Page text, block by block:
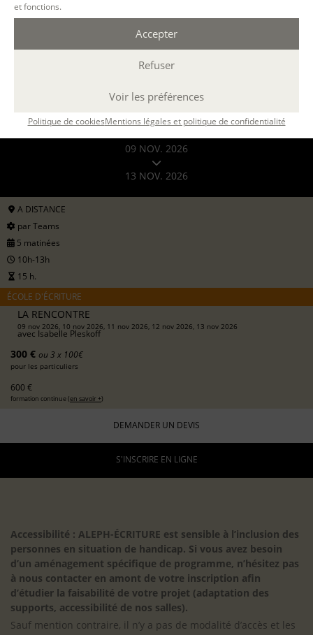
et fonctions.
Accepter
Refuser
Voir les préférences
Politique de cookiesMentions légales et politique de confidentialité
09 NOV. 2026
13 NOV. 2026
A DISTANCE
par Teams
5 matinées
10h-13h
15 h.
ÉCOLE D'ÉCRITURE
LA RENCONTRE
09 nov 2026, 10 nov 2026, 11 nov 2026, 12 nov 2026, 13 nov 2026
avec Isabelle Pleskoff
300 € ou 3 x 100€
pour les particuliers
600 €
formation continue (en savoir +)
DEMANDER UN DEVIS
S'INSCRIRE EN LIGNE
Accessibilité : ALEPH-ÉCRITURE est sensible à l’inclusion des
personnes en situation de handicap. Si vous avez besoin
d’un aménagement spécifique de programme, n’hésitez pas
à nous contacter en amont de votre inscription afin
d’étudier la faisabilité de votre projet (adaptation des
supports, accessibilité de nos salles).
Sauf mention contraire, il n’y a pas de modalité d’accès et les